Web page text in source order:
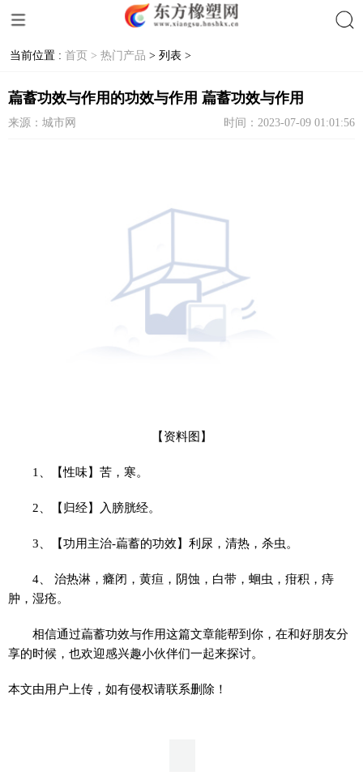
当前位置 : 首页 > 热门产品 > 列表 >
萹蓄功效与作用的功效与作用 萹蓄功效与作用
来源：城市网 时间：2023-07-09 01:01:56
【资料图】
1、【性味】苦，寒。
2、【归经】入膀胱经。
3、【功用主治-萹蓄的功效】利尿，清热，杀虫。
4、 治热淋，癃闭，黄疸，阴蚀，白带，蛔虫，疳积，痔
肿，湿疮。
相信通过萹蓄功效与作用这篇文章能帮到你，在和好朋友分
享的时候，也欢迎感兴趣小伙伴们一起来探讨。
本文由用户上传，如有侵权请联系删除！